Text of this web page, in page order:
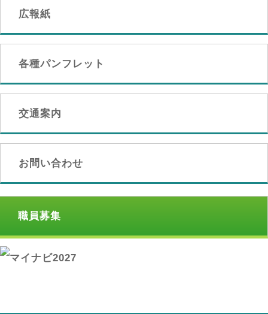
広報紙
各種パンフレット
交通案内
お問い合わせ
職員募集